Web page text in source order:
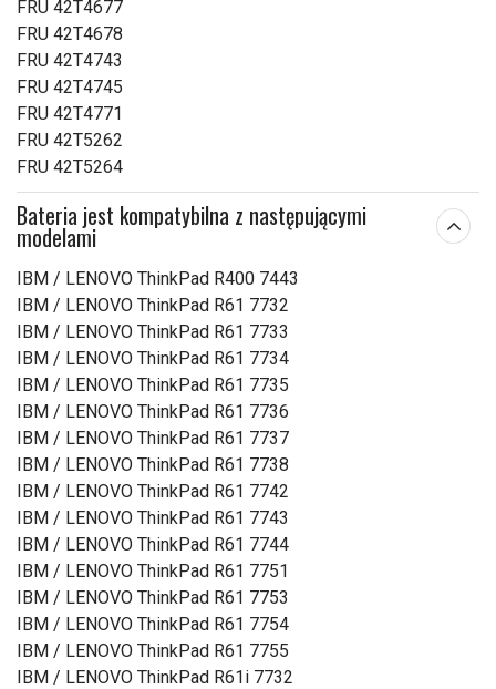
FRU 42T4677
FRU 42T4678
FRU 42T4743
FRU 42T4745
FRU 42T4771
FRU 42T5262
FRU 42T5264
Bateria jest kompatybilna z następującymi
modelami
IBM / LENOVO ThinkPad R400 7443
IBM / LENOVO ThinkPad R61 7732
IBM / LENOVO ThinkPad R61 7733
IBM / LENOVO ThinkPad R61 7734
IBM / LENOVO ThinkPad R61 7735
IBM / LENOVO ThinkPad R61 7736
IBM / LENOVO ThinkPad R61 7737
IBM / LENOVO ThinkPad R61 7738
IBM / LENOVO ThinkPad R61 7742
IBM / LENOVO ThinkPad R61 7743
IBM / LENOVO ThinkPad R61 7744
IBM / LENOVO ThinkPad R61 7751
IBM / LENOVO ThinkPad R61 7753
IBM / LENOVO ThinkPad R61 7754
IBM / LENOVO ThinkPad R61 7755
IBM / LENOVO ThinkPad R61i 7732